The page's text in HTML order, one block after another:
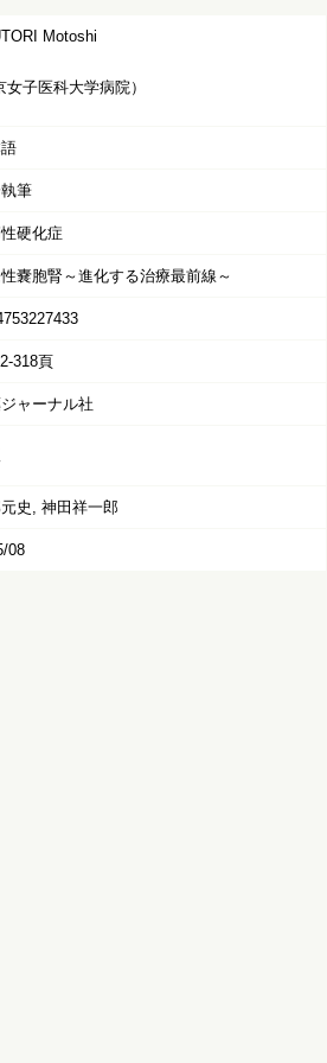
Motoshi
子医科大学病院）
筆
硬化症
嚢胞腎～進化する治療最前線～
318頁
ャーナル社
史, 神田祥一郎
08